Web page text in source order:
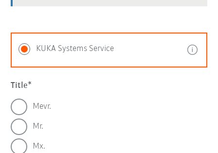
KUKA Systems Service
Title
Mevr.
Mr.
Mx.